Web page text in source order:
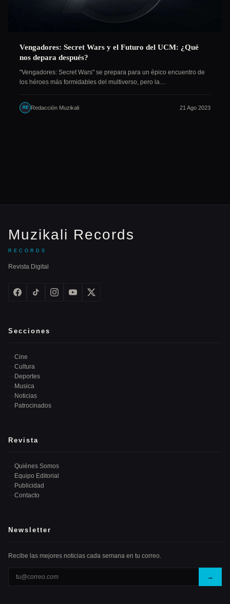
Vengadores: Secret Wars y el Futuro del UCM: ¿Qué
nos depara después?
"Vengadores: Secret Wars" se prepara para un épico encuentro de
los héroes más formidables del multiverso, pero la…
RE Redacción Muzikali 21 Ago 2023
Muzikali Records
RECORDS
Revista Digital
Secciones
Cine
Cultura
Deportes
Musica
Noticias
Patrocinados
Revista
Quiénes Somos
Equipo Editorial
Publicidad
Contacto
Newsletter
Recibe las mejores noticias cada semana en tu correo.
→